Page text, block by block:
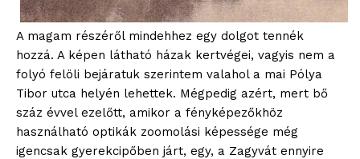
A magam részéről mindehhez egy dolgot tennék
hozzá. A képen látható házak kertvégei, vagyis nem a
folyó felöli bejáratuk szerintem valahol a mai Pólya
Tibor utca helyén lehettek. Mégpedig azért, mert bő
száz évvel ezelőtt, amikor a fényképezőkhöz
használható optikák zoomolási képessége még
igencsak gyerekcipőben járt, egy, a Zagyvát ennyire